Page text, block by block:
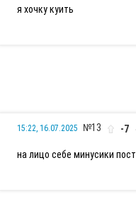
я хочку куить
15:22, 16.07.2025 №13 -7
на лицо себе минусики